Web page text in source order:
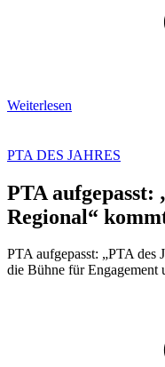
Weiterlesen
PTA DES JAHRES
PTA aufgepasst:
Regional“
PTA aufgepasst: „PTA des
die Bühne für Engagement